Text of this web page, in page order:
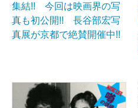
集結!! 今回は映画界の写
真も初公開!! 長谷部宏写
真展が京都で絶賛開催中!!